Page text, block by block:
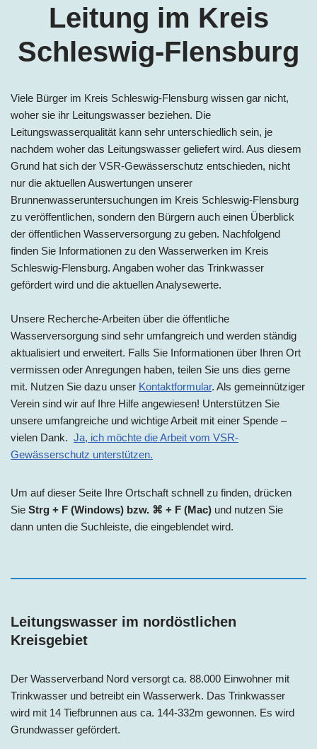
Leitung im Kreis
Schleswig-Flensburg
Viele Bürger im Kreis Schleswig-Flensburg wissen gar nicht,
woher sie ihr Leitungswasser beziehen. Die
Leitungswasserqualität kann sehr unterschiedlich sein, je
nachdem woher das Leitungswasser geliefert wird. Aus diesem
Grund hat sich der VSR-Gewässerschutz entschieden, nicht
nur die aktuellen Auswertungen unserer
Brunnenwasseruntersuchungen im Kreis Schleswig-Flensburg
zu veröffentlichen, sondern den Bürgern auch einen Überblick
der öffentlichen Wasserversorgung zu geben. Nachfolgend
finden Sie Informationen zu den Wasserwerken im Kreis
Schleswig-Flensburg. Angaben woher das Trinkwasser
gefördert wird und die aktuellen Analysewerte.
Unsere Recherche-Arbeiten über die öffentliche
Wasserversorgung sind sehr umfangreich und werden ständig
aktualisiert und erweitert. Falls Sie Informationen über Ihren Ort
vermissen oder Anregungen haben, teilen Sie uns dies gerne
mit. Nutzen Sie dazu unser Kontaktformular. Als gemeinnütziger
Verein sind wir auf Ihre Hilfe angewiesen! Unterstützen Sie
unsere umfangreiche und wichtige Arbeit mit einer Spende –
vielen Dank. Ja, ich möchte die Arbeit vom VSR-
Gewässerschutz unterstützen.
Um auf dieser Seite Ihre Ortschaft schnell zu finden, drücken
Sie Strg + F (Windows) bzw. ⌘ + F (Mac) und nutzen Sie
dann unten die Suchleiste, die eingeblendet wird.
Leitungswasser im nordöstlichen
Kreisgebiet
Der Wasserverband Nord versorgt ca. 88.000 Einwohner mit
Trinkwasser und betreibt ein Wasserwerk. Das Trinkwasser
wird mit 14 Tiefbrunnen aus ca. 144-332m gewonnen. Es wird
Grundwasser gefördert.